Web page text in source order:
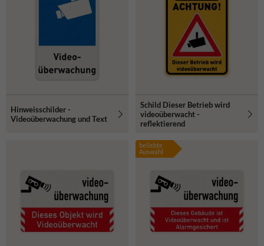
Hinweisschilder -
Videoüberwachung und Text
Schild Dieser Betrieb wird
videoüberwacht -
reflektierend
beliebte
Auswahl